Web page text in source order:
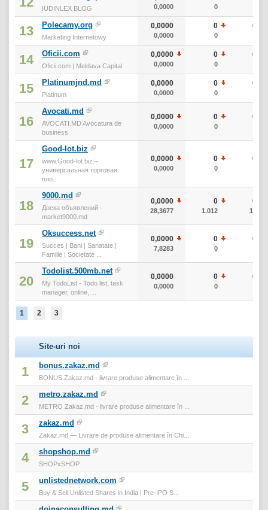
IUDINLEX BLOG 0,0000 0
13 Polecamy.org
Marketing Internetowy
0,0000
0,0000
0
0
0
14 Oficii.com
Oficii.com | Meldava Capital
0,0000
0,0000
0
0
0
15 Platinumjnd.md
Platinum
0,0000
0,0000
0
0
0
16
Avocati.md
AVOCATI.MD Avocatura de
business
0,0000
0,0000
0
0
0
17
Good-lot.biz
www.Good-lot.biz –
универсальная торговая
пло...
0,0000
0,0000
0
0
0
18
9000.md
Доска объявлений -
market9000.md
0,0000
28,3677
0
1.012
0
10
19
Oksuccess.net
Succes | Bani | Sanatate |
Familie | Societate ...
0,0000
7,8283
0
0
0
20
Todolist.500mb.net
My TodoList - Todo list, task
manager, online, ...
0,0000
0,0000
0
0
0
1 2 3
Site-uri noi
1 bonus.zakaz.md
BONUS Zakaz.md - livrare produse alimentare în ...
2 metro.zakaz.md
METRO Zakaz.md - livrare produse alimentare în ...
3 zakaz.md
Zakaz.md — Livrare de produse alimentare în Chi...
4 shopshop.md
SHOPxSHOP
5 unlistednetwork.com
Buy & Sell Unlisted Shares in India | Pre-IPO S...